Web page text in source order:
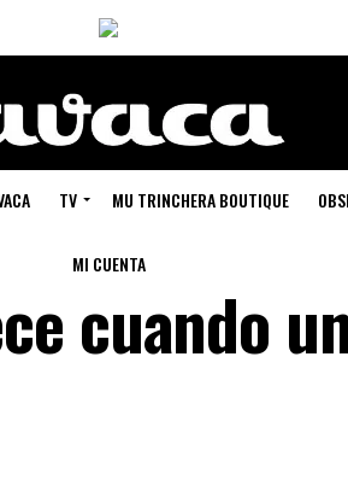
TV MU TRINCHERA BOUTIQUE
MI CUENTA
cuando